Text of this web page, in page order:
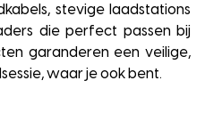
stevige laadstations
die perfect passen bij
garanderen een veilige,
waar je ook bent.